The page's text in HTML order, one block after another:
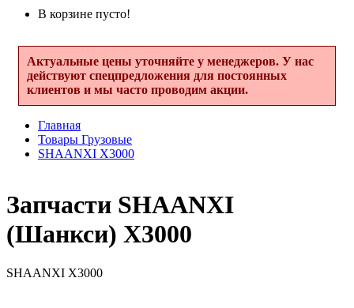
В корзине пусто!
Актуальные цены уточняйте у менеджеров. У нас
действуют спецпредложения для постоянных
клиентов и мы часто проводим акции.
Главная
Товары Грузовые
SHAANXI X3000
Запчасти SHAANXI
(Шанкси) X3000
SHAANXI X3000